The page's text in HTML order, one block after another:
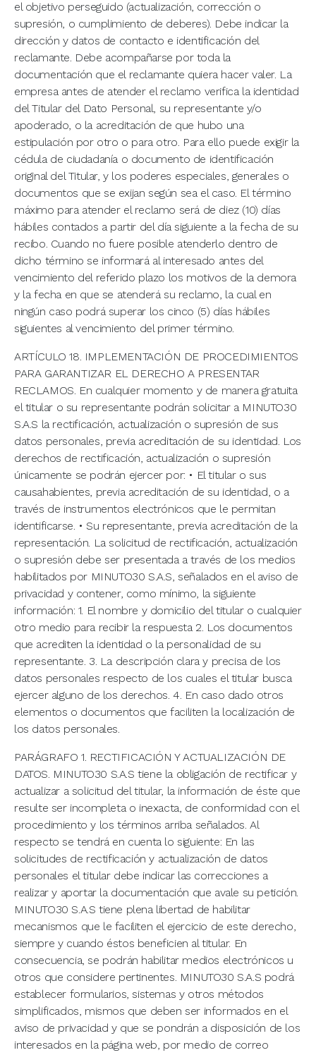
el objetivo perseguido (actualización, corrección o
supresión, o cumplimiento de deberes). Debe indicar la
dirección y datos de contacto e identificación del
reclamante. Debe acompañarse por toda la
documentación que el reclamante quiera hacer valer. La
empresa antes de atender el reclamo verifica la identidad
del Titular del Dato Personal, su representante y/o
apoderado, o la acreditación de que hubo una
estipulación por otro o para otro. Para ello puede exigir la
cédula de ciudadanía o documento de identificación
original del Titular, y los poderes especiales, generales o
documentos que se exijan según sea el caso. El término
máximo para atender el reclamo será de diez (10) días
hábiles contados a partir del día siguiente a la fecha de su
recibo. Cuando no fuere posible atenderlo dentro de
dicho término se informará al interesado antes del
vencimiento del referido plazo los motivos de la demora
y la fecha en que se atenderá su reclamo, la cual en
ningún caso podrá superar los cinco (5) días hábiles
siguientes al vencimiento del primer término.
ARTÍCULO 18. IMPLEMENTACIÓN DE PROCEDIMIENTOS
PARA GARANTIZAR EL DERECHO A PRESENTAR
RECLAMOS. En cualquier momento y de manera gratuita
el titular o su representante podrán solicitar a MINUTO30
S.A.S la rectificación, actualización o supresión de sus
datos personales, previa acreditación de su identidad. Los
derechos de rectificación, actualización o supresión
únicamente se podrán ejercer por: • El titular o sus
causahabientes, previa acreditación de su identidad, o a
través de instrumentos electrónicos que le permitan
identificarse. • Su representante, previa acreditación de la
representación. La solicitud de rectificación, actualización
o supresión debe ser presentada a través de los medios
habilitados por MINUTO30 S.A.S, señalados en el aviso de
privacidad y contener, como mínimo, la siguiente
información: 1. El nombre y domicilio del titular o cualquier
otro medio para recibir la respuesta 2. Los documentos
que acrediten la identidad o la personalidad de su
representante. 3. La descripción clara y precisa de los
datos personales respecto de los cuales el titular busca
ejercer alguno de los derechos. 4. En caso dado otros
elementos o documentos que faciliten la localización de
los datos personales.
PARÁGRAFO 1. RECTIFICACIÓN Y ACTUALIZACIÓN DE
DATOS. MINUTO30 S.A.S tiene la obligación de rectificar y
actualizar a solicitud del titular, la información de éste que
resulte ser incompleta o inexacta, de conformidad con el
procedimiento y los términos arriba señalados. Al
respecto se tendrá en cuenta lo siguiente: En las
solicitudes de rectificación y actualización de datos
personales el titular debe indicar las correcciones a
realizar y aportar la documentación que avale su petición.
MINUTO30 S.A.S tiene plena libertad de habilitar
mecanismos que le faciliten el ejercicio de este derecho,
siempre y cuando éstos beneficien al titular. En
consecuencia, se podrán habilitar medios electrónicos u
otros que considere pertinentes. MINUTO30 S.A.S podrá
establecer formularios, sistemas y otros métodos
simplificados, mismos que deben ser informados en el
aviso de privacidad y que se pondrán a disposición de los
interesados en la página web, por medio de correo